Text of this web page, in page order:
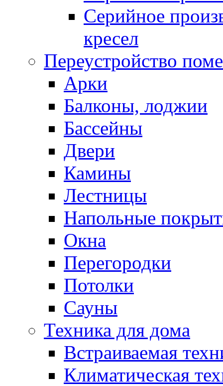
Серийное
кресел
Переустройство
Арки
Балконы, лоджии
Бассейны
Двери
Камины
Лестницы
Напольные
Окна
Перегородки
Потолки
Сауны
Техника для дома
Встраиваемая
Климатическая